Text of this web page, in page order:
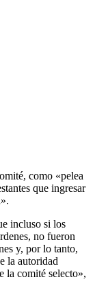
como «pelea
que ingresar
incluso si los
no fueron
y, por lo tanto,
la autoridad
la comité selecto»,